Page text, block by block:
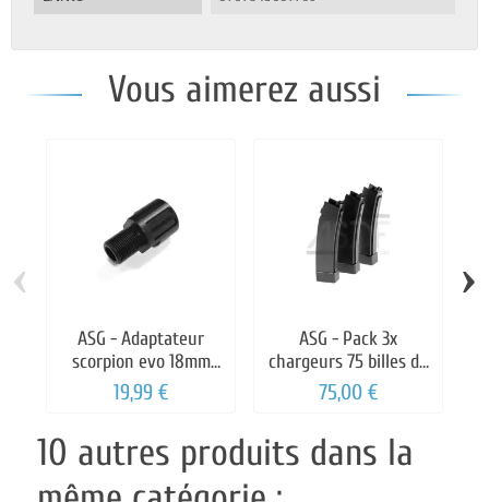
Vous aimerez aussi
ASG - Adaptateur
scorpion evo 18mm
vers 14mm
19,99 €
ASG - Pack 3x
chargeurs 75 billes de
CZ Scorpion EVO AEG
75,00 €
‹ ›
10 autres produits dans la